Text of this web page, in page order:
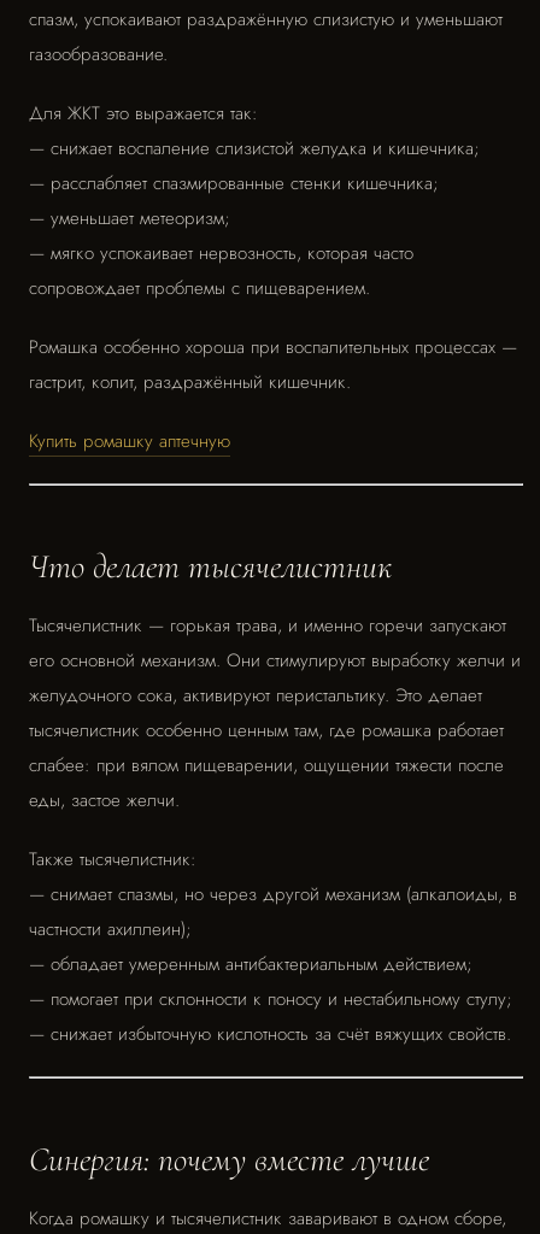
спазм, успокаивают раздражённую слизистую и уменьшают
газообразование.
Для ЖКТ это выражается так:
— снижает воспаление слизистой желудка и кишечника;
— расслабляет спазмированные стенки кишечника;
— уменьшает метеоризм;
— мягко успокаивает нервозность, которая часто
сопровождает проблемы с пищеварением.
Ромашка особенно хороша при воспалительных процессах —
гастрит, колит, раздражённый кишечник.
Купить ромашку аптечную
Что делает тысячелистник
Тысячелистник — горькая трава, и именно горечи запускают
его основной механизм. Они стимулируют выработку желчи и
желудочного сока, активируют перистальтику. Это делает
тысячелистник особенно ценным там, где ромашка работает
слабее: при вялом пищеварении, ощущении тяжести после
еды, застое желчи.
Также тысячелистник:
— снимает спазмы, но через другой механизм (алкалоиды, в
частности ахиллеин);
— обладает умеренным антибактериальным действием;
— помогает при склонности к поносу и нестабильному стулу;
— снижает избыточную кислотность за счёт вяжущих свойств.
Синергия: почему вместе лучше
Когда ромашку и тысячелистник заваривают в одном сборе,